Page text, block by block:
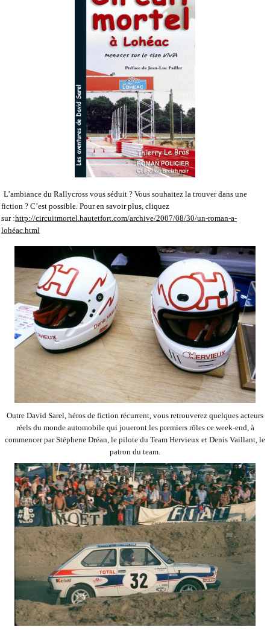
L’ambiance du Rallycross vous séduit ? Vous souhaitez la trouver dans une
fiction ? C’est possible. Pour en savoir plus, cliquez
sur :http://circuitmortel.hautetfort.com/archive/2007/08/30/un-roman-a-
lohéac.html
Outre David Sarel, héros de fiction récurrent, vous retrouverez quelques acteurs
réels du monde automobile qui joueront les premiers rôles ce week-end, à
commencer par Stéphene Dréan, le pilote du Team Hervieux et Denis Vaillant, le
patron du team.